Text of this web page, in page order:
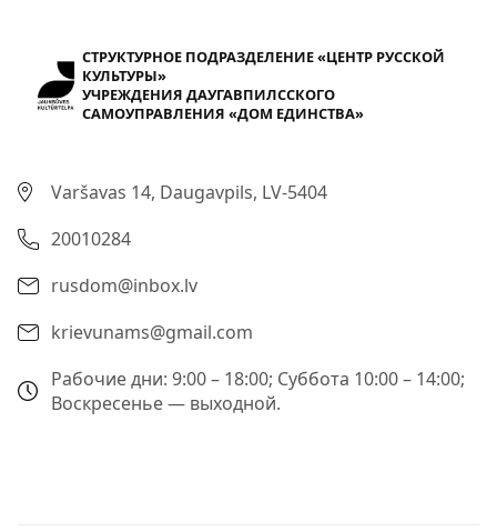
СТРУКТУРНОЕ ПОДРАЗДЕЛЕНИЕ «ЦЕНТР РУССКОЙ
КУЛЬТУРЫ»
УЧРЕЖДЕНИЯ ДАУГАВПИЛССКОГО
САМОУПРАВЛЕНИЯ «ДОМ ЕДИНСТВА»
Varšavas 14, Daugavpils, LV-5404
20010284
rusdom@inbox.lv
krievunams@gmail.com
Рабочие дни: 9:00 – 18:00; Суббота 10:00 – 14:00;
Воскресенье — выходной.